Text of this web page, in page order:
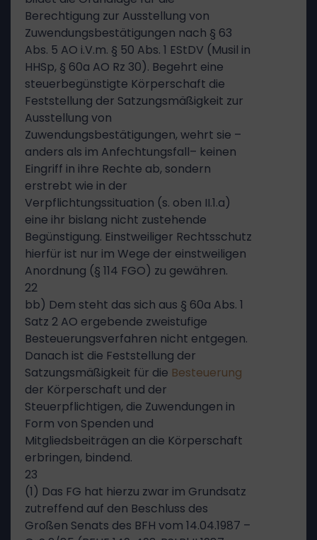
Berechtigung zur Ausstellung von
Zuwendungsbestätigungen nach § 63
Abs. 5 AO i.V.m. § 50 Abs. 1 EStDV (Musil in
HHSp, § 60a AO Rz 30). Begehrt eine
steuerbegünstigte Körperschaft die
Feststellung der Satzungsmäßigkeit zur
Ausstellung von
Zuwendungsbestätigungen, wehrt sie –
anders als im Anfechtungsfall– keinen
Eingriff in ihre Rechte ab, sondern
erstrebt wie in der
Verpflichtungssituation (s. oben II.1.a)
eine ihr bislang nicht zustehende
Begünstigung. Einstweiliger Rechtsschutz
hierfür ist nur im Wege der einstweiligen
Anordnung (§ 114 FGO) zu gewähren.
22
bb) Dem steht das sich aus § 60a Abs. 1
Satz 2 AO ergebende zweistufige
Besteuerungsverfahren nicht entgegen.
Danach ist die Feststellung der
Satzungsmäßigkeit für die Besteuerung
der Körperschaft und der
Steuerpflichtigen, die Zuwendungen in
Form von Spenden und
Mitgliedsbeiträgen an die Körperschaft
erbringen, bindend.
23
(1) Das FG hat hierzu zwar im Grundsatz
zutreffend auf den Beschluss des
Großen Senats des BFH vom 14.04.1987 –